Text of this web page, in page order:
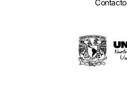
Contacto